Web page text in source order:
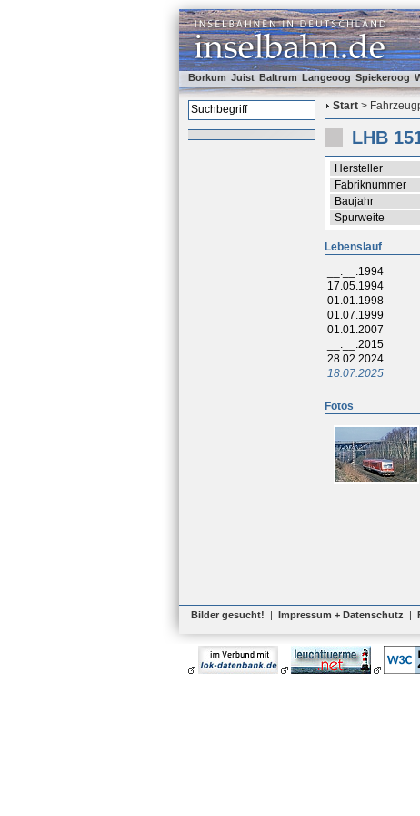
Borkum Juist Baltrum Langeoog Spiekeroog
Start >
LHB
Hersteller
Fabriknummer
Baujahr
Spurweite
Lebenslauf
__.__.1994
17.05.1994
01.01.1998
01.07.1999
01.01.2007
__.__.2015
28.02.2024
18.07.2025
Fotos
Bilder gesucht! | Impressum + Datenschutz |